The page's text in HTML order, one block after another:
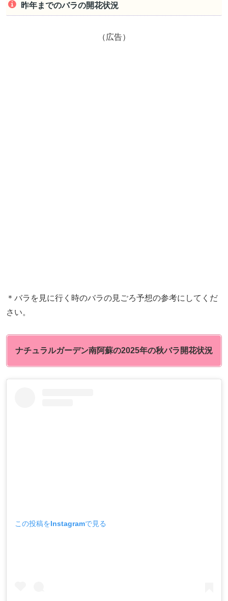
昨年までのバラの開花状況
（広告）
＊バラを見に行く時のバラの見ごろ予想の参考にしてくだ
さい。
ナチュラルガーデン南阿蘇の2025年の秋バラ開花状況
この投稿をInstagramで見る